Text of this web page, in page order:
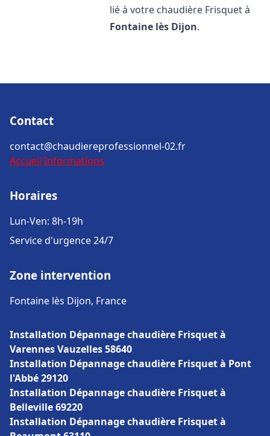
lié à votre chaudière Frisquet à
Fontaine lès Dijon.
Contact
contact@chaudiereprofessionnel-02.fr
Accueil Informations
Horaires
Lun-Ven: 8h-19h
Service d'urgence 24/7
Zone intervention
Fontaine lès Dijon, France
Installation Dépannage chaudière Frisquet à
Varennes Vauzelles 58640
Installation Dépannage chaudière Frisquet à Pont
l'Abbé 29120
Installation Dépannage chaudière Frisquet à
Belleville 69220
Installation Dépannage chaudière Frisquet à